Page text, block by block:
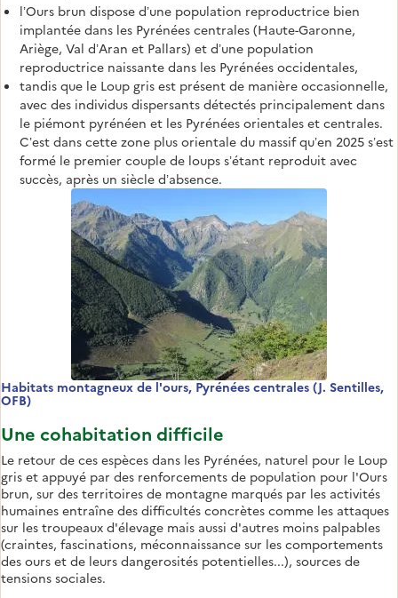
l’Ours brun dispose d’une population reproductrice bien
implantée dans les Pyrénées centrales (Haute-Garonne,
Ariège, Val d’Aran et Pallars) et d’une population
reproductrice naissante dans les Pyrénées occidentales,
tandis que le Loup gris est présent de manière occasionnelle,
avec des individus dispersants détectés principalement dans
le piémont pyrénéen et les Pyrénées orientales et centrales.
C’est dans cette zone plus orientale du massif qu’en 2025 s’est
formé le premier couple de loups s’étant reproduit avec
succès, après un siècle d’absence.
Habitats montagneux de l'ours, Pyrénées centrales (J. Sentilles,
OFB)
Une cohabitation difficile
Le retour de ces espèces dans les Pyrénées, naturel pour le Loup
gris et appuyé par des renforcements de population pour l'Ours
brun, sur des territoires de montagne marqués par les activités
humaines entraîne des difficultés concrètes comme les attaques
sur les troupeaux d'élevage mais aussi d'autres moins palpables
(craintes, fascinations, méconnaissance sur les comportements
des ours et de leurs dangerosités potentielles...), sources de
tensions sociales.